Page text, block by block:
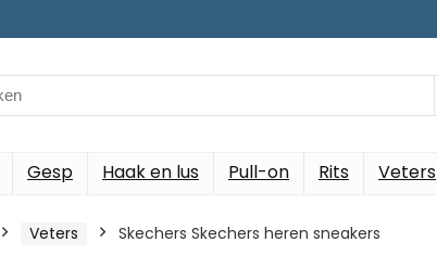
Gesp Haak en lus Pull-on Rits Veters
Veters Skechers Skechers heren sneakers